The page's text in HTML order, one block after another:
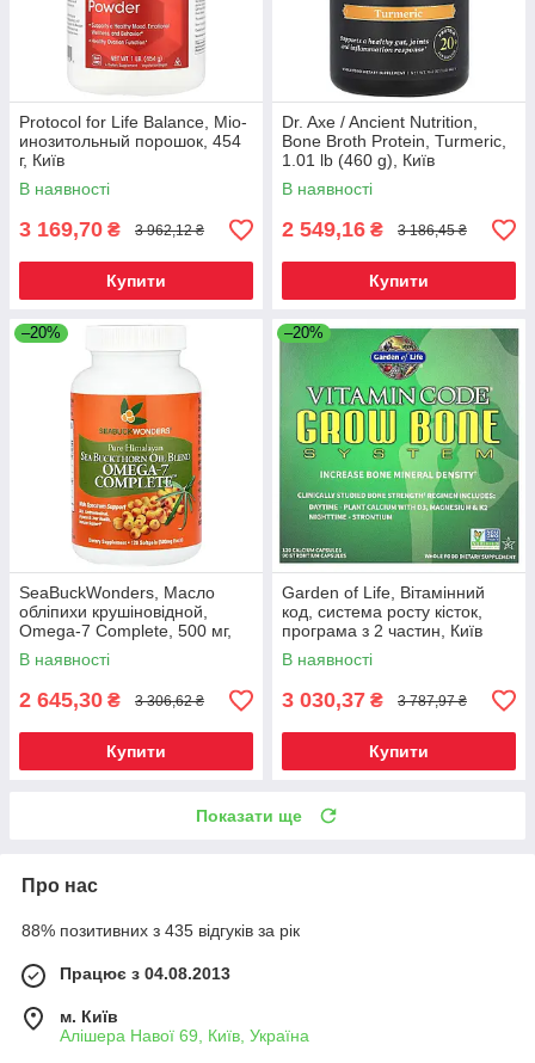
Protocol for Life Balance, Міо-
инозитольный порошок, 454
г, Київ
В наявності
3 169,70 ₴ 3 962,12 ₴
Купити
Dr. Axe / Ancient Nutrition,
Bone Broth Protein, Turmeric,
1.01 lb (460 g), Київ
В наявності
2 549,16 ₴ 3 186,45 ₴
Купити
–20%
SeaBuckWonders, Масло
обліпихи крушіновідной,
Omega-7 Complete, 500 мг,
120 м'яких капсул, Київ
В наявності
2 645,30 ₴ 3 306,62 ₴
Купити
–20%
Garden of Life, Вітамінний
код, система росту кісток,
програма з 2 частин, Київ
В наявності
3 030,37 ₴ 3 787,97 ₴
Купити
Показати ще
Про нас
88% позитивних з 435 відгуків за рік
Працює з 04.08.2013
м. Київ
Алішера Навої 69, Київ, Україна